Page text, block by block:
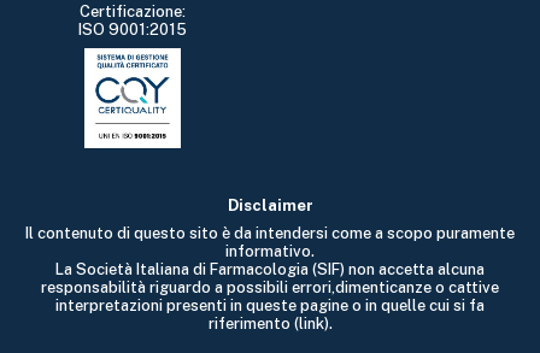
Certificazione:
ISO 9001:2015
Disclaimer
Il contenuto di questo sito è da intendersi come a scopo puramente
informativo.
La Società Italiana di Farmacologia (SIF) non accetta alcuna
responsabilità riguardo a possibili errori,dimenticanze o cattive
interpretazioni presenti in queste pagine o in quelle cui si fa
riferimento (link).